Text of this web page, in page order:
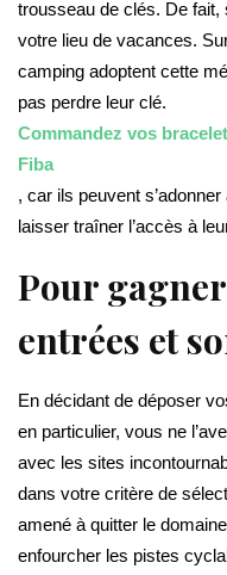
trousseau de clés. De fait,
votre lieu de vacances.
camping adoptent cette
pas perdre leur clé.
Commandez vos
Fiba
, car ils peuvent
laisser traîner l’accès à
Pour
entrées et
En décidant de déposer
en particulier, vous ne
avec les sites
dans votre critère de
amené à quitter le
enfourcher les pistes